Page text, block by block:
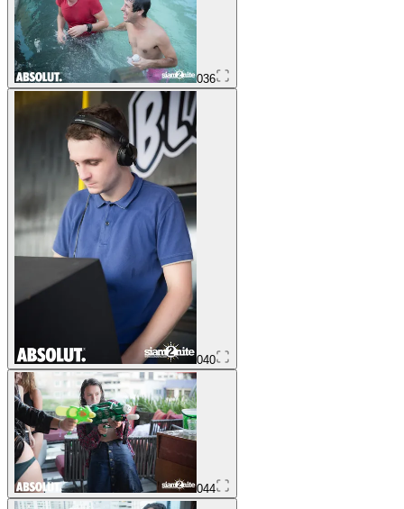
036
040
044